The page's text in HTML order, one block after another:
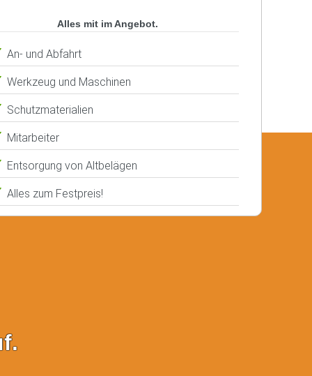
Alles mit im Angebot.
An- und Abfahrt
Werkzeug und Maschinen
Schutzmaterialien
Mitarbeiter
Entsorgung von Altbelägen
Alles zum Festpreis!